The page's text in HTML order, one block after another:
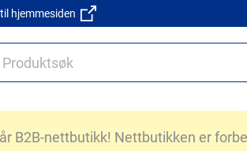
til hjemmesiden
B2B-nettbutikk! Nettbutikken er